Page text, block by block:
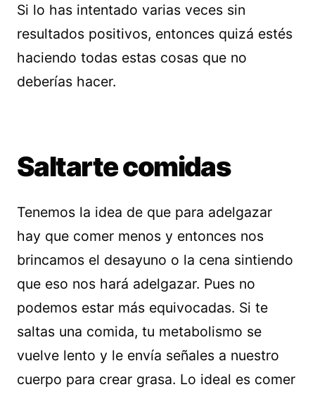
Si lo has intentado varias veces sin
resultados positivos, entonces quizá estés
haciendo todas estas cosas que no
deberías hacer.
Saltarte comidas
Tenemos la idea de que para adelgazar
hay que comer menos y entonces nos
brincamos el desayuno o la cena sintiendo
que eso nos hará adelgazar. Pues no
podemos estar más equivocadas. Si te
saltas una comida, tu metabolismo se
vuelve lento y le envía señales a nuestro
cuerpo para crear grasa. Lo ideal es comer